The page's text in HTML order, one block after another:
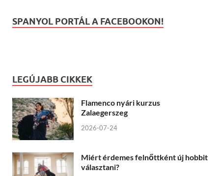
SPANYOL PORTÁL A FACEBOOKON!
LEGÚJABB CIKKEK
Flamenco nyári kurzus
Zalaegerszeg
2026-07-24
Miért érdemes felnőttként új hobbit
választani?